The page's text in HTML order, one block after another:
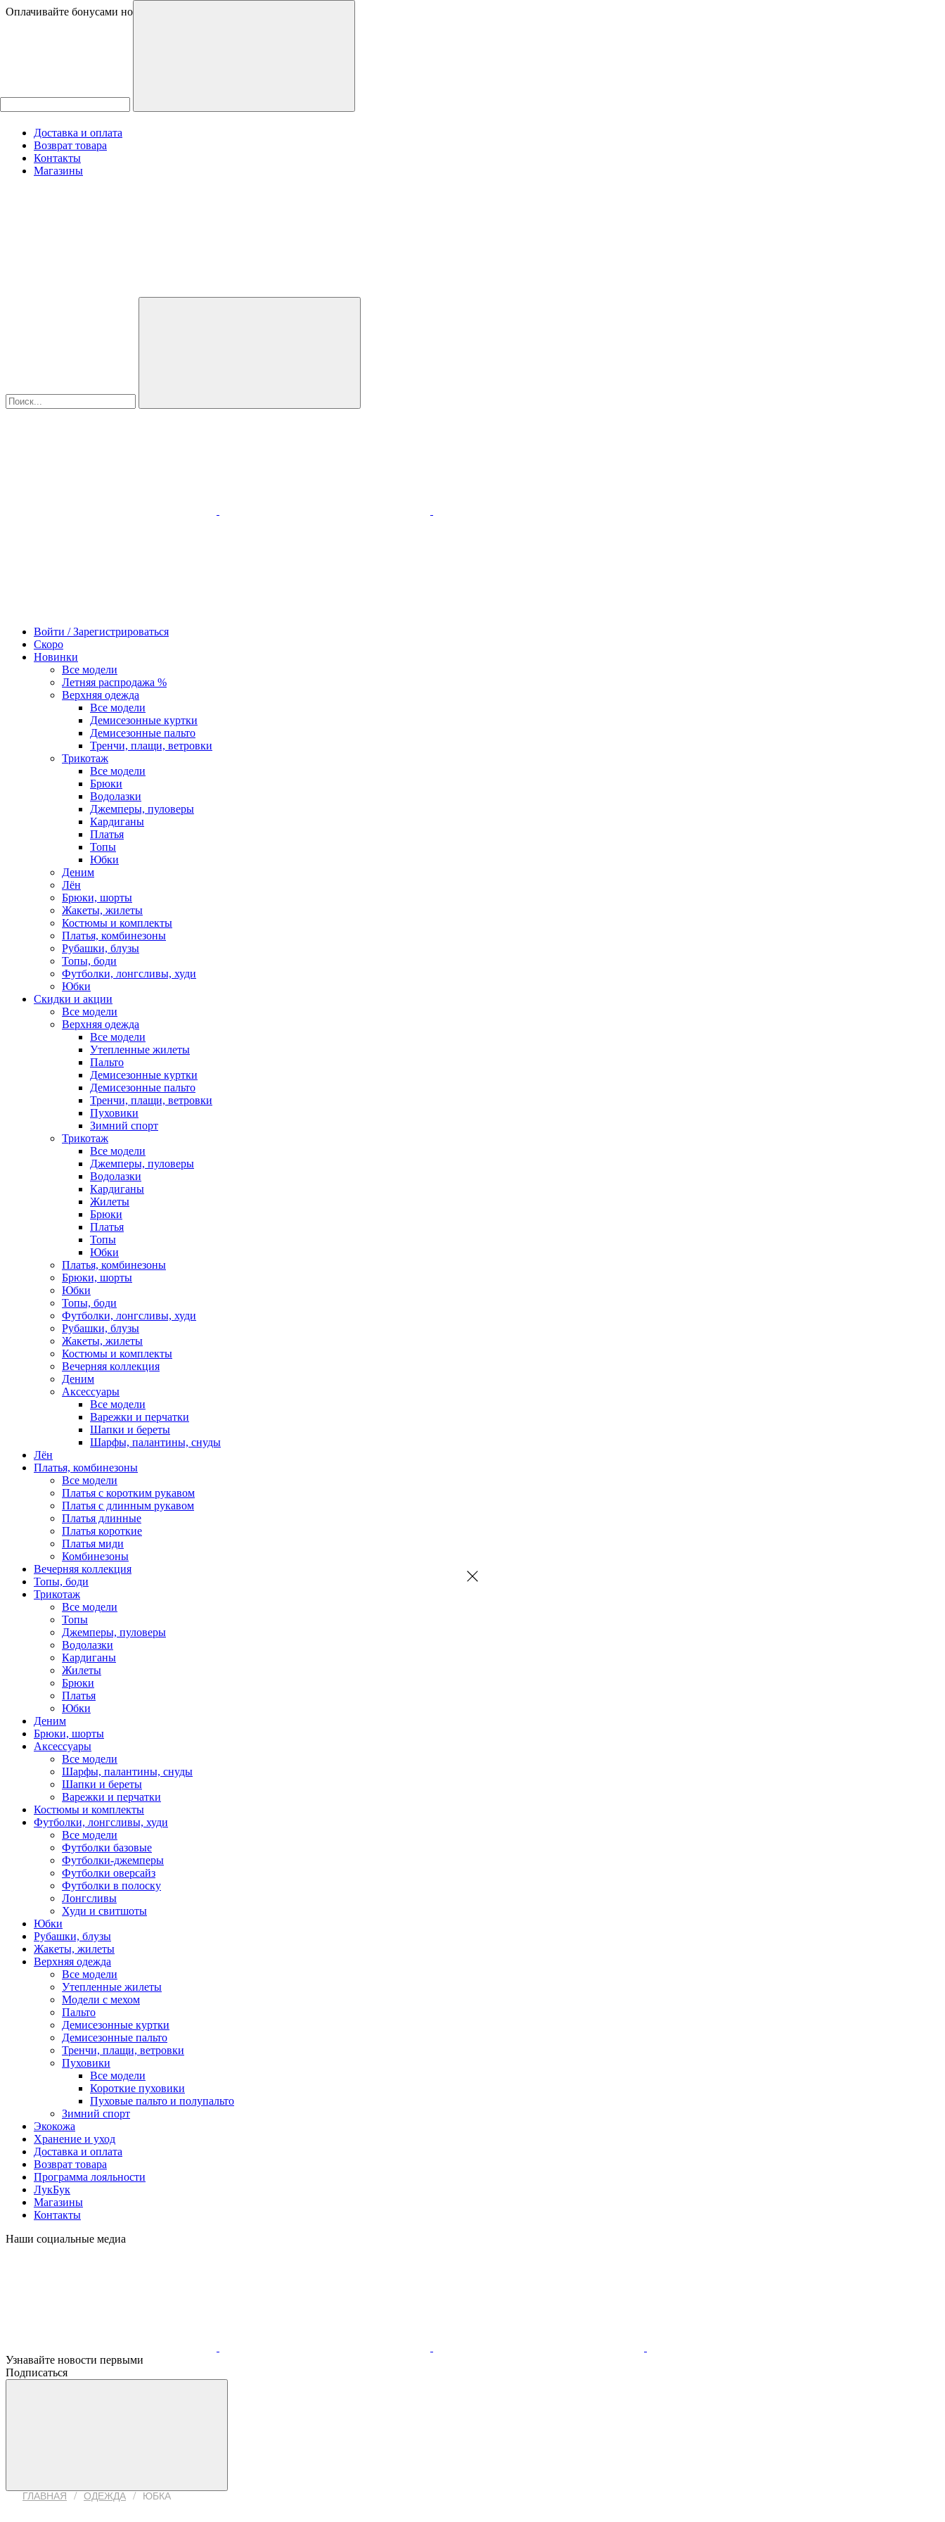
Оплачивайте бонусами новинки и товары со скидками
Доставка и оплата
Возврат товара
Контакты
Магазины
Войти / Зарегистрироваться
Скоро
Новинки
Все модели
Летняя распродажа %
Верхняя одежда
Все модели
Демисезонные куртки
Демисезонные пальто
Тренчи, плащи, ветровки
Трикотаж
Все модели
Брюки
Водолазки
Джемперы, пуловеры
Кардиганы
Платья
Топы
Юбки
Деним
Лён
Брюки, шорты
Жакеты, жилеты
Костюмы и комплекты
Платья, комбинезоны
Рубашки, блузы
Топы, боди
Футболки, лонгсливы, худи
Юбки
Скидки и акции
Все модели
Верхняя одежда
Все модели
Утепленные жилеты
Пальто
Демисезонные куртки
Демисезонные пальто
Тренчи, плащи, ветровки
Пуховики
Зимний спорт
Трикотаж
Все модели
Джемперы, пуловеры
Водолазки
Кардиганы
Жилеты
Брюки
Платья
Топы
Юбки
Платья, комбинезоны
Брюки, шорты
Юбки
Топы, боди
Футболки, лонгсливы, худи
Рубашки, блузы
Жакеты, жилеты
Костюмы и комплекты
Вечерняя коллекция
Деним
Аксессуары
Все модели
Варежки и перчатки
Шапки и береты
Шарфы, палантины, снуды
Лён
Платья, комбинезоны
Все модели
Платья с коротким рукавом
Платья с длинным рукавом
Платья длинные
Платья короткие
Платья миди
Комбинезоны
Вечерняя коллекция
Топы, боди
Трикотаж
Все модели
Топы
Джемперы, пуловеры
Водолазки
Кардиганы
Жилеты
Брюки
Платья
Юбки
Деним
Брюки, шорты
Аксессуары
Все модели
Шарфы, палантины, снуды
Шапки и береты
Варежки и перчатки
Костюмы и комплекты
Футболки, лонгсливы, худи
Все модели
Футболки базовые
Футболки-джемперы
Футболки оверсайз
Футболки в полоску
Лонгсливы
Худи и свитшоты
Юбки
Рубашки, блузы
Жакеты, жилеты
Верхняя одежда
Все модели
Утепленные жилеты
Модели с мехом
Пальто
Демисезонные куртки
Демисезонные пальто
Тренчи, плащи, ветровки
Пуховики
Все модели
Короткие пуховики
Пуховые пальто и полупальто
Зимний спорт
Экокожа
Хранение и уход
Доставка и оплата
Возврат товара
Программа лояльности
ЛукБук
Магазины
Контакты
Наши социальные медиа
Узнавайте новости первыми
Подписаться
ГЛАВНАЯ / ОДЕЖДА / ЮБКА